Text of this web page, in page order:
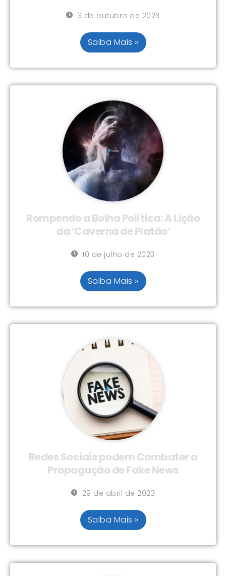
3 de outubro de 2023
Saiba Mais »
Rompendo a Bolha Política: A Lição
da ‘Caverna de Platão’
10 de julho de 2023
Saiba Mais »
Redes Sociais podem Combater a
Propagação de Fake News
29 de abril de 2023
Saiba Mais »